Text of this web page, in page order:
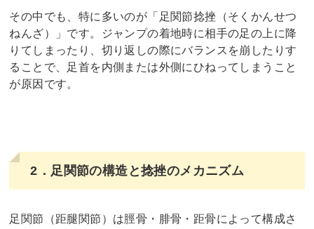
その中でも、特に多いのが「足関節捻挫（そくかんせつ
ねんざ）」です。ジャンプの着地時に相手の足の上に降
りてしまったり、切り返しの際にバランスを崩したりす
ることで、足首を内側または外側にひねってしまうこと
が原因です。
2．足関節の構造と捻挫のメカニズム
足関節（距腿関節）は脛骨・腓骨・距骨によって構成さ